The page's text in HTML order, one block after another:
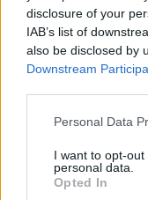
disclosure of your
IAB’s list of
also be disclosed by
Downstream
Please note that this
not limited to your
grant or deny
use your data for
Personal Data
I want to opt-
personal data.
Opted In
Felhasználónév
rám
Elfelejtette
Regisztráció
Kertészeti, kerti
szaknévsora